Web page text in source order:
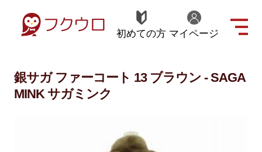
初めての方 マイページ
銀サガ ファーコート 13 ブラウン - SAGA
MINK サガミンク